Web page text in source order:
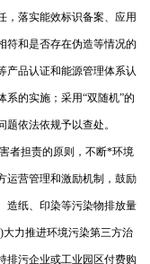
，落实能效标识备案、应用
符和是否存在伪造等情况的
产品认证和能源管理体系认
的实施；采用“双随机”的
依法依规予以查处。
者担责的原则，不断*环境
运营管理和激励机制，鼓励
造纸、印染等污染物排放量
力推进环境污染第三方治
排污企业或工业园区付费购